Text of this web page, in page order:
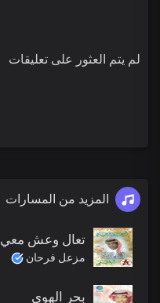
لم يتم العثور على تعليقات
المزيد من المسارات
تعال وعش معي
مزعل فرحان
بحر الهوى